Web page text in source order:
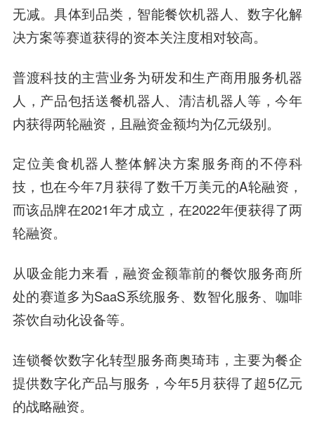
无减。具体到品类，智能餐饮机器人、数字化解
决方案等赛道获得的资本关注度相对较高。
普渡科技的主营业务为研发和生产商用服务机器
人，产品包括送餐机器人、清洁机器人等，今年
内获得两轮融资，且融资金额均为亿元级别。
定位美食机器人整体解决方案服务商的不停科
技，也在今年7月获得了数千万美元的A轮融资，
而该品牌在2021年才成立，在2022年便获得了两
轮融资。
从吸金能力来看，融资金额靠前的餐饮服务商所
处的赛道多为SaaS系统服务、数智化服务、咖啡
茶饮自动化设备等。
连锁餐饮数字化转型服务商奥琦玮，主要为餐企
提供数字化产品与服务，今年5月获得了超5亿元
的战略融资。